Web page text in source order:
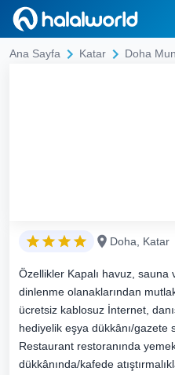
Ana Sayfa Katar Doha
Doha, Katar
Özellikler Kapalı havuz, sauna
dinlenme olanaklarından
ücretsiz kablosuz İnternet,
hediyelik eşya dükkânı/gazete
Restaurant restoranında
dükkânında/kafede